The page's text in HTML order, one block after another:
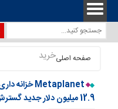
صفحه اصلیخرید
12.9 میلیون دلار جدید گسترش می دهد